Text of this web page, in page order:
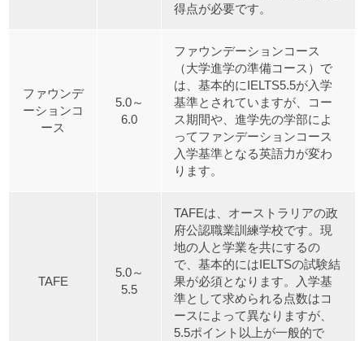
得点が必要です。
ファウンデ
ーションコ
ース
5.0～
6.0
ファウンデーションコース
（大学進学の準備コース）で
は、基本的にIELTS5.5が入学
基準とされていますが、コー
ス期間や、進学先の学部によ
ってファンデーションコース
入学基準となる英語力が変わ
ります。
TAFE
5.0～
5.5
TAFEは、オーストラリアの政
府公認職業訓練学校です。現
地の人と学業を共にするの
で、基本的にはIELTSの試験結
果が必須となります。入学基
準として求められる点数はコ
ースによって異なりますが、
5.5ポイント以上が一般的で